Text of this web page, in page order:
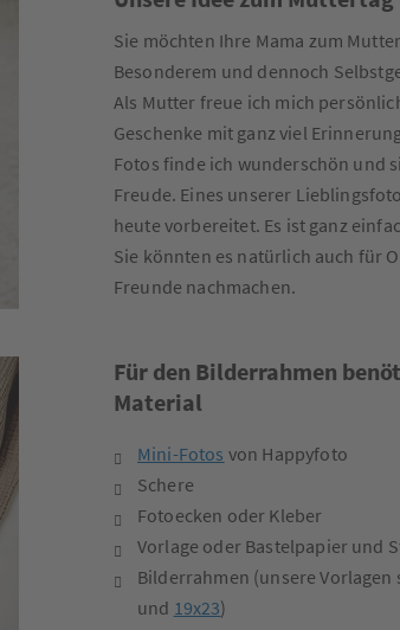
Sie möchten Ihre Mama zum
Besonderem und dennoch
Als Mutter freue ich mich
Geschenke mit ganz viel
Fotos finde ich wunderschön und
Freude. Eines unserer
heute vorbereitet. Es ist ganz
Sie könnten es natürlich auch für
Freunde nachmachen.
Für den Bilderrahmen
Material
Mini-Fotos von Happyfoto
Schere
Fotoecken oder Kleber
Vorlage oder Bastelpapier und
Bilderrahmen (unsere Vorlagen
und 19x23)